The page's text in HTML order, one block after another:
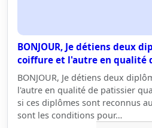
BONJOUR, Je détiens deux
coiffure et l'autre en
BONJOUR, Je détiens deux
l'autre en qualité de patissier
si ces diplômes sont reconnus
sont les conditions pour…